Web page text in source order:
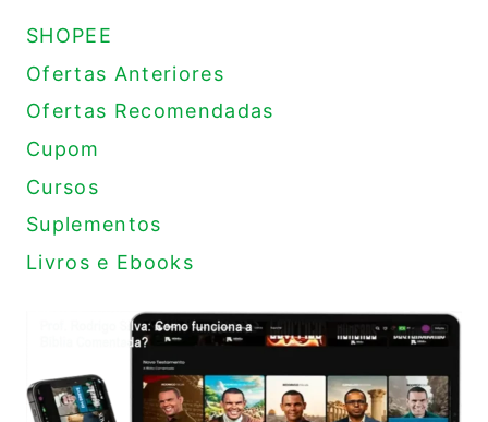
SHOPEE
Ofertas Anteriores
Ofertas Recomendadas
Cupom
Cursos
Suplementos
Livros e Ebooks